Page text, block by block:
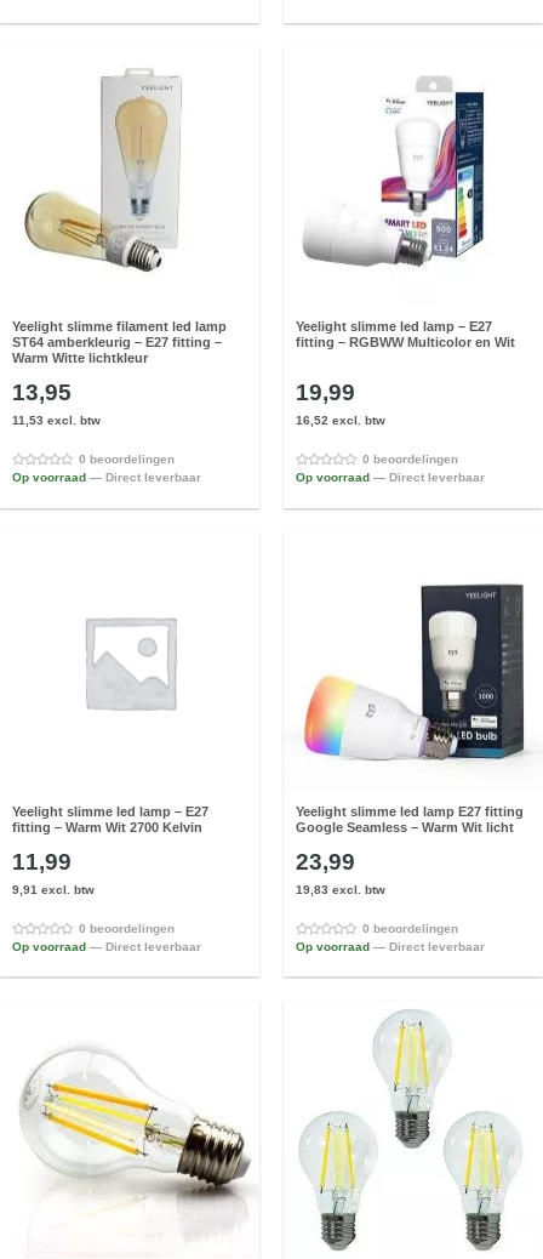
Yeelight slimme filament led lamp
ST64 amberkleurig – E27 fitting –
Warm Witte lichtkleur
13,95
11,53 excl. btw
0 beoordelingen
Op voorraad — Direct leverbaar
Yeelight slimme led lamp – E27
fitting – RGBWW Multicolor en Wit
19,99
16,52 excl. btw
0 beoordelingen
Op voorraad — Direct leverbaar
Yeelight slimme led lamp – E27
fitting – Warm Wit 2700 Kelvin
11,99
9,91 excl. btw
0 beoordelingen
Op voorraad — Direct leverbaar
Yeelight slimme led lamp E27 fitting
Google Seamless – Warm Wit licht
23,99
19,83 excl. btw
0 beoordelingen
Op voorraad — Direct leverbaar